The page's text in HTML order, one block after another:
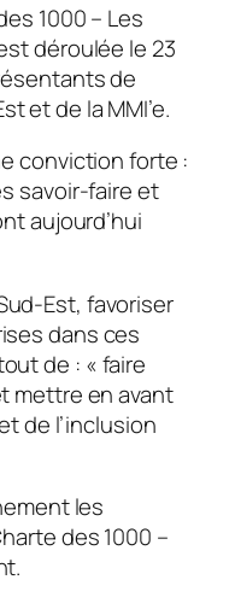
1000 – Les
déroulée le 23
de
et de la MMI’e.
conviction forte :
savoir-faire et
aujourd’hui
Est, favoriser
dans ces
de : « faire
mettre en avant
de l’inclusion
les
des 1000 –